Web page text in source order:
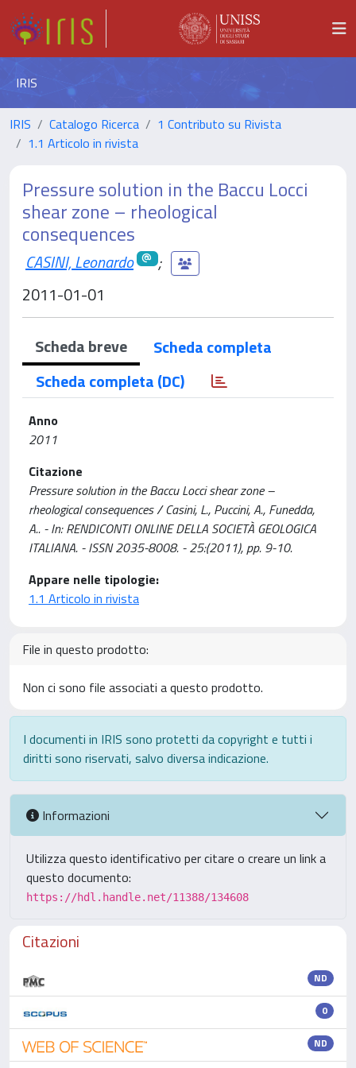
IRIS
IRIS Catalogo Ricerca
1 Contributo su Rivista
1.1 Articolo in rivista
Pressure solution in the Baccu Locci
shear zone – rheological
consequences
CASINI, Leonardo
;
2011-01-01
Scheda breve
Scheda completa
Scheda completa (DC)
Anno
2011
Citazione
Pressure solution in the Baccu Locci shear zone –
rheological consequences / Casini, L., Puccini, A., Funedda,
A.. - In: RENDICONTI ONLINE DELLA SOCIETÀ GEOLOGICA
ITALIANA. - ISSN 2035-8008. - 25:(2011), pp. 9-10.
Appare nelle tipologie:
1.1 Articolo in rivista
File in questo prodotto:
Non ci sono file associati a questo prodotto.
I documenti in IRIS sono protetti da copyright e tutti i
diritti sono riservati, salvo diversa indicazione.
Informazioni
Utilizza questo identificativo per citare o creare un link a
questo documento:
https://hdl.handle.net/11388/134608
Citazioni
ND
0
ND